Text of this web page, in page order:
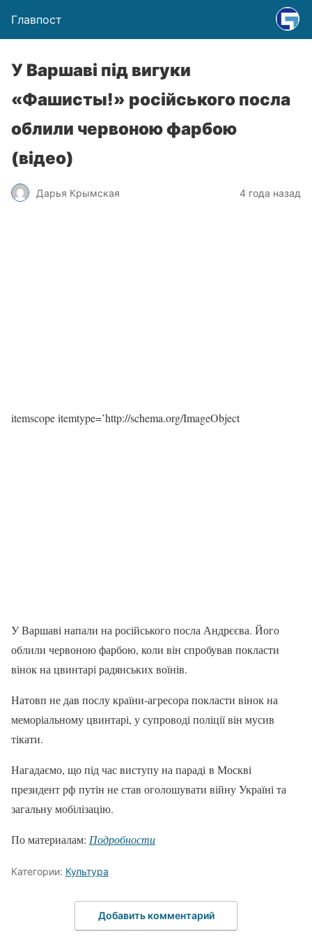
Главпост
У Варшаві під вигуки
«Фашисты!» російського посла
облили червоною фарбою
(відео)
Дарья Крымская 4 года назад
itemscope itemtype=’http://schema.org/ImageObject
У Варшаві напали на російського посла Андрєєва. Його
облили червоною фарбою, коли він спробував покласти
вінок на цвинтарі радянських воїнів.
Натовп не дав послу країни-агресора покласти вінок на
меморіальному цвинтарі, у супроводі поліції він мусив
тікати.
Нагадаємо, що під час виступу на параді в Москві
президент рф путін не став оголошувати війну Україні та
загальну мобілізацію.
По материалам: Подробности
Категории: Культура
Добавить комментарий